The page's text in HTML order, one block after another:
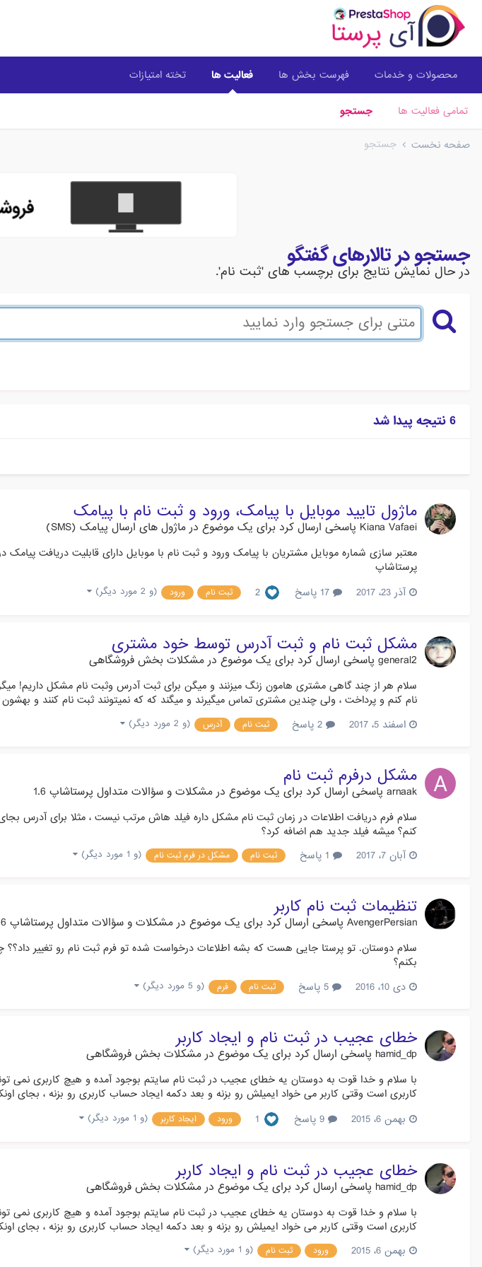
محصولات و خدمات فهرست بخش ها فعالیت ها
تمامی فعالیت ها جستجو
تخته امتیازات
صفحه نخست جستجو
جستجو در تالارهای گفتگو
در حال نمایش نتایج برای برچسب های 'ثبت نام'.
6 نتیجه پیدا شد
ماژول تایید موبایل با پیامک، ورود و ثبت نام با پیامک
Kiana Vafaei پاسخی ارسال کرد برای یک موضوع در ماژول های ارسال پیامک (SMS)
پرستاشاپ
آذر 23، 2017
2 ثبت نام ورود (و 2 مورد دیگر)
مشکل ثبت نام و ثبت آدرس توسط خود مشتری
general2 پاسخی ارسال کرد برای یک موضوع در مشکلات بخش فروشگاهی
سلام هر از چند گاهی مشتری هامون زنگ میزنند و میگن برای ثبت آدرس وثبت نام مشکل داریم!
نام کنم و پرداخت ، ولی چندین مشتری تماس میگیرند و میگند که که نمیتونند ثبت نام کنند و بهشون
اسفند 5، 2017
ثبت نام آدرس (و 2 مورد دیگر)
مشکل درفرم ثبت نام
arnaak پاسخی ارسال کرد برای یک موضوع در مشکلات و سؤالات متداول پرستاشاپ 1.6
سلام فرم دریافت اطلاعات در زمان ثبت نام مشکل داره فیلد هاش مرتب نیست ، مثلا برای آدرس
کنم؟ میشه فیلد جدید هم اضافه کرد؟
آبان 7، 2017
ثبت نام مشکل در فرم ثبت نام (و 1 مورد دیگر)
تنظیمات ثبت نام کاربر
AvengerPersian پاسخی ارسال کرد برای یک موضوع در مشکلات و سؤالات متداول پرستاشاپ 1.6
سلام دوستان. تو پرستا جایی هست که بشه اطلاعات درخواست شده تو فرم ثبت نام رو تغییر داد؟؟
بکنم؟
دی 10، 2016
ثبت نام فرم (و 5 مورد دیگر)
خطای عجیب در ثبت نام و ایجاد کاربر
hamid_dp پاسخی ارسال کرد برای یک موضوع در مشکلات بخش فروشگاهی
با سلام و خدا قوت به دوستان یه خطای عجیب در ثبت نام سایتم بوجود آمده و هیچ کاربری
کاربری است وقتی کاربر می خواد ایمیلش رو بزنه و بعد دکمه ایجاد حساب کاربری رو بزنه ، بجای
بهمن 6، 2015
1 ورود ایجاد کاربر (و 1 مورد دیگر)
خطای عجیب در ثبت نام و ایجاد کاربر
hamid_dp پاسخی ارسال کرد برای یک موضوع در مشکلات بخش فروشگاهی
با سلام و خدا قوت به دوستان یه خطای عجیب در ثبت نام سایتم بوجود آمده و هیچ کاربری
کاربری است وقتی کاربر می خواد ایمیلش رو بزنه و بعد دکمه ایجاد حساب کاربری رو بزنه ، بجای
بهمن 6، 2015
ورود ثبت نام (و 1 مورد دیگر)